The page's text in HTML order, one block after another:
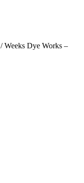
/ Weeks Dye Works –